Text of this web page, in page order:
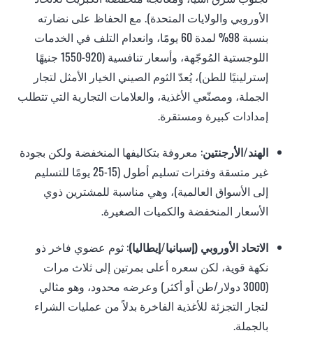
الأوروبي والولايات المتحدة). مع الحفاظ على نضارته
بنسبة 98% لمدة 60 يومًا، وانعدام التلف في الخدمات
اللوجستية المُوجّهة، وأسعار تنافسية (920-1550 جنيهًا
إسترلينيًا للطن)، يُعدّ الثوم الصيني الخيار الأمثل لتجار
الجملة، ومصنّعي الأغذية، والعلامات التجارية التي تتطلب
إمدادات كبيرة ومستقرة.
الهند/الأرجنتين: معروفة بتكاليفها المنخفضة ولكن بجودة
غير متسقة وفترات تسليم أطول (15-25 يومًا للتسليم
إلى الأسواق العالمية)، وهي مناسبة للمشترين ذوي
الأسعار المنخفضة والكميات الصغيرة.
الاتحاد الأوروبي (إسبانيا/إيطاليا): ثوم عضوي فاخر ذو
نكهة قوية، لكن سعره أعلى بمرتين إلى ثلاث مرات
(3000 دولار/طن أو أكثر) وعرضه محدود، وهو مثالي
لتجار التجزئة للأغذية الفاخرة بدلاً من عمليات الشراء
بالجملة.